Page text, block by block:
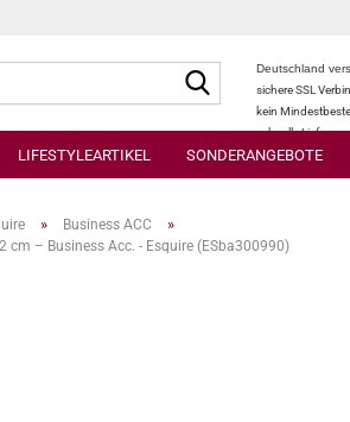
Suche...Deutschland
sichere SSL
kein
schnelle Lieferung
LIFESTYLEARTIKEL SONDERANGEBOTE
» Business ACC »
2 cm – Business Acc. - Esquire (ESba300990)